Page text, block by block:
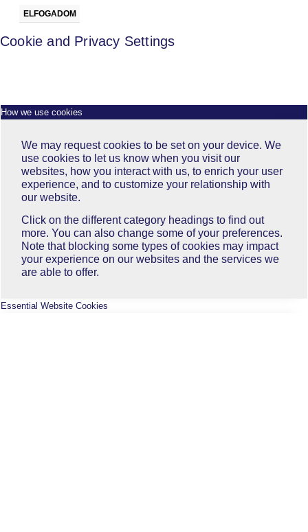
ELFOGADOM
Cookie and Privacy Settings
How we use cookies
We may request cookies to be set on your device. We
use cookies to let us know when you visit our
websites, how you interact with us, to enrich your user
experience, and to customize your relationship with
our website.
Click on the different category headings to find out
more. You can also change some of your preferences.
Note that blocking some types of cookies may impact
your experience on our websites and the services we
are able to offer.
Essential Website Cookies